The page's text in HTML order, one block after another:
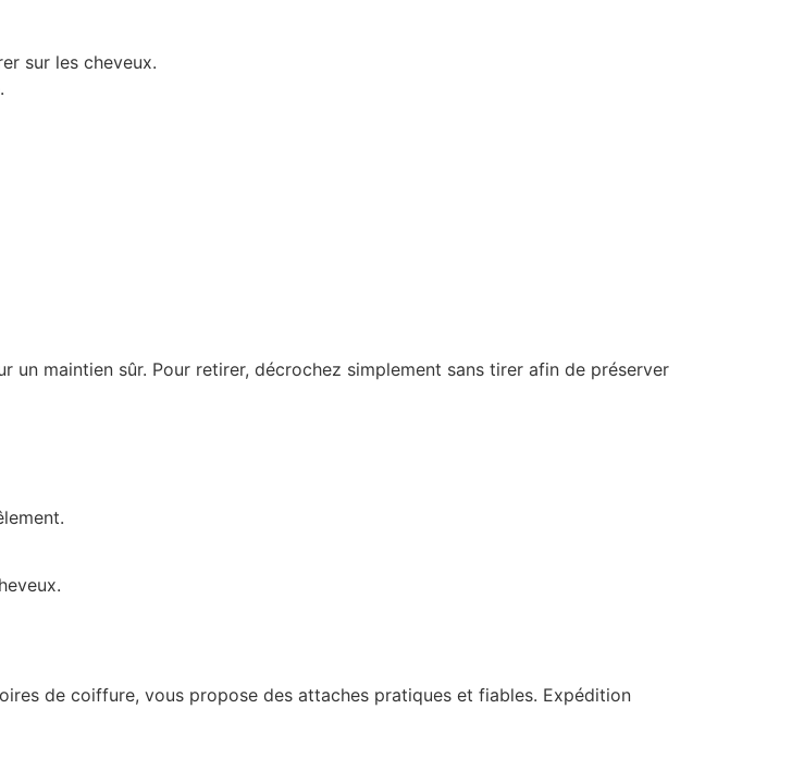
sur les cheveux.
un maintien sûr. Pour retirer, décrochez simplement sans tirer afin de préserver
de coiffure, vous propose des attaches pratiques et fiables. Expédition